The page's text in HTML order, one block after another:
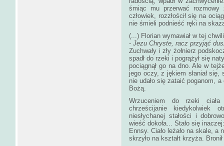
śmiąc mu przerwać rozmowy
człowiek, rozzłościł się na
nie śmieli podnieść ręki na
(...) Florian wymawiał w tej
- Jezu Chryste, racz przyjąć
Zuchwały i zły żołnierz
spadł do rzeki i pogrążył się
pociągnął go na dno. Ale w
jego oczy, z jękiem słaniał
nie udało się zataić poganom,
Bożą.
Wrzuceniem do rzeki ciała
chrześcijanie kiedykolwiek
niesłychanej stałości i
wieść dokoła... Stało się
Ennsy. Ciało leżało na skale, a
skrzyło na kształt krzyża.